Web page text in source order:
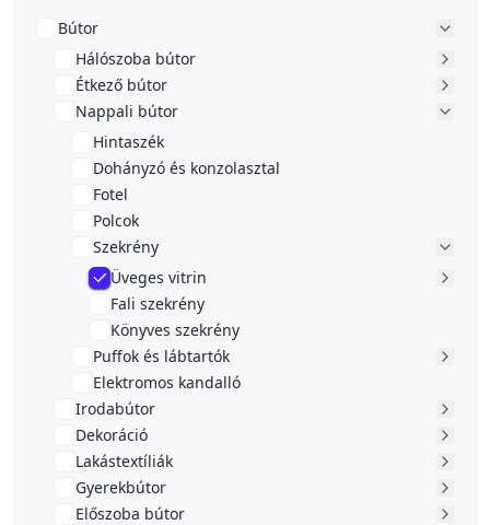
Bútor
Hálószoba bútor
Étkező bútor
Nappali bútor
Hintaszék
Dohányzó és konzolasztal
Fotel
Polcok
Szekrény
Üveges vitrin
Fali szekrény
Könyves szekrény
Puffok és lábtartók
Elektromos kandalló
Irodabútor
Dekoráció
Lakástextíliák
Gyerekbútor
Előszoba bútor